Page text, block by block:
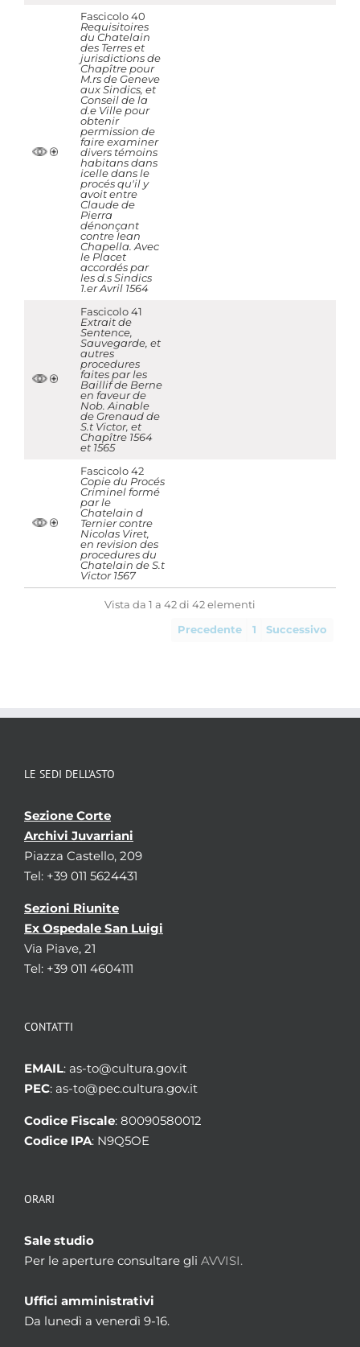
Fascicolo 40
Requisitoires
du Chatelain
des Terres et
jurisdictions de
Chapître pour
M.rs de Geneve
aux Sindics, et
Conseil de la
d.e Ville pour
obtenir
permission de
faire examiner
divers témoins
habitans dans
icelle dans le
procés qu'il y
avoit entre
Claude de
Pierra
dénonçant
contre Iean
Chapella. Avec
le Placet
accordés par
les d.s Sindics
1.er Avril 1564
Fascicolo 41
Extrait de
Sentence,
Sauvegarde, et
autres
procedures
faites par les
Baillif de Berne
en faveur de
Nob. Ainable
de Grenaud de
S.t Victor, et
Chapître 1564
et 1565
Fascicolo 42
Copie du Procés
Criminel formé
par le
Chatelain d
Ternier contre
Nicolas Viret,
en revision des
procedures du
Chatelain de S.t
Victor 1567
Vista da 1 a 42 di 42 elementi
Precedente 1 Successivo
LE SEDI DELL’ASTO
Sezione Corte
Archivi Juvarriani
Piazza Castello, 209
Tel: +39 011 5624431
Sezioni Riunite
Ex Ospedale San Luigi
Via Piave, 21
Tel: +39 011 4604111
CONTATTI
EMAIL: as-to@cultura.gov.it
PEC: as-to@pec.cultura.gov.it
Codice Fiscale: 80090580012
Codice IPA: N9Q5OE
ORARI
Sale studio
Per le aperture consultare gli AVVISI.
Uffici amministrativi
Da lunedì a venerdì 9-16.